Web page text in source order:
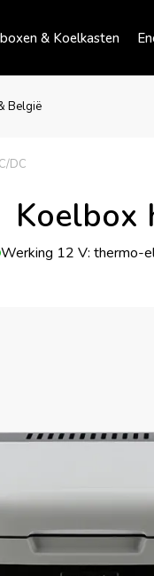
& Koelkasten
België
DC
Koelbox
Werking 12 V: thermo-